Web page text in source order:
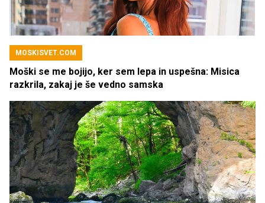
MOSKISVET.COM
Moški se me bojijo, ker sem lepa in uspešna: Misica
razkrila, zakaj je še vedno samska